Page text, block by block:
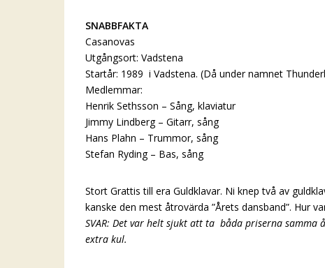
SNABBFAKTA
Casanovas
Utgångsort: Vadstena
Startår: 1989 i Vadstena. (Då under namnet
Medlemmar:
Henrik Sethsson – Sång, klaviatur
Jimmy Lindberg – Gitarr, sång
Hans Plahn – Trummor, sång
Stefan Ryding – Bas, sång
Stort Grattis till era Guldklavar. Ni knep två av
kanske den mest åtrovärda ”Årets dansband”. Hur
SVAR: Det var helt sjukt att ta båda priserna
extra kul.